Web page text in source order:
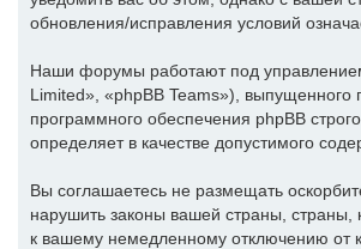
обновления/исправления условий
Наши форумы работают под
Limited», «phpBB Teams»), выпущенного
программного обеспечения phpBB
определяет в качестве допустимого
Вы соглашаетесь не размещать
нарушить законы вашей страны,
к вашему немедленному отключению от